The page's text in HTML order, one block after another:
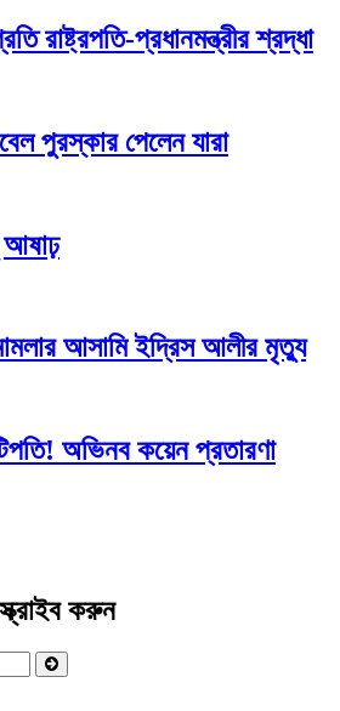
রাষ্ট্রপতি-প্রধানমন্ত্রীর শ্রদ্ধা
পুরস্কার পেলেন যারা
আষাঢ়
আসামি ইদ্রিস আলীর মৃত্যু
অভিনব কয়েন প্রতারণা
করুন